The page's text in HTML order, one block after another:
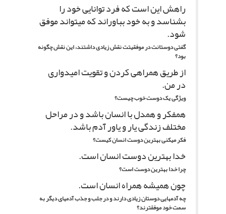
راهش این است که فرد توانایى خود را
بشناسد و به خود بباوراند که مى‏تواند موفق
شود.
گفتى دوستانت در موفقیتت نقش زیادى داشتند، این نقش چگونه
بود؟
از طریق همراهى کردن و تقویت امیدوارى
در من.
ویژگى یک دوست خوب چیست؟
همفکر و همدل با انسان باشد و در مراحل
مختلف زندگى یار و یاور آدم باشد.
فکر مى‏کنى بهترین دوست انسان کیست؟
خدا بهترین دوست انسان است.
چرا خدا بهترین دوست است؟
چون همیشه همراه انسان است.
چه آدم‏هایى دوستان زیادى دارند و در جلب و جذب آدم‏هاى دیگر به
سمت خود موفق‏ترند؟